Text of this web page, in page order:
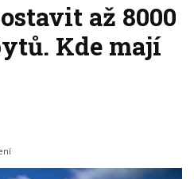
až 8000
Kde mají